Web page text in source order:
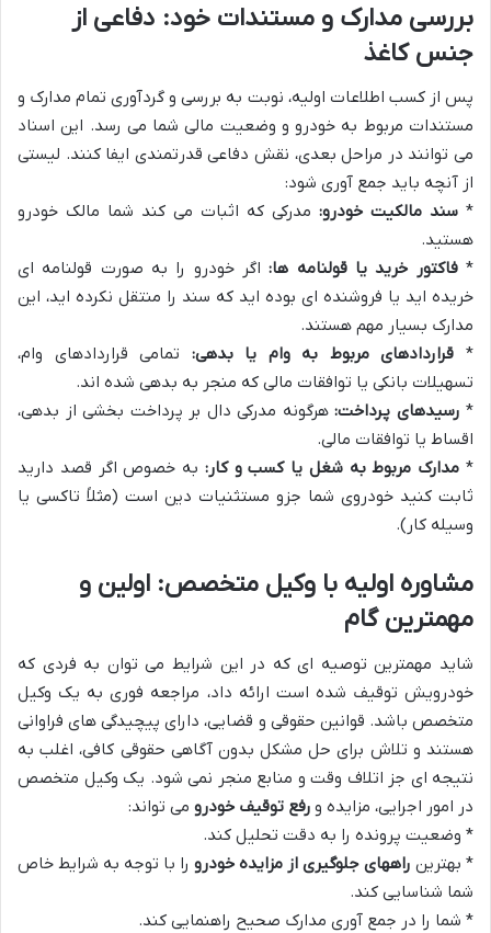
بررسی مدارک و مستندات خود: دفاعی از
جنس کاغذ
پس از کسب اطلاعات اولیه، نوبت به بررسی و گردآوری تمام مدارک و
مستندات مربوط به خودرو و وضعیت مالی شما می رسد. این اسناد
می توانند در مراحل بعدی، نقش دفاعی قدرتمندی ایفا کنند. لیستی
از آنچه باید جمع آوری شود:
* سند مالکیت خودرو: مدرکی که اثبات می کند شما مالک خودرو
هستید.
*فاکتور خرید یا قولنامه ها:اگر خودرو را به صورت قولنامه ای
خریده اید یا فروشنده ای بوده اید که سند را منتقل نکرده اید، این
مدارک بسیار مهم هستند.
* قراردادهای مربوط به وام یا بدهی: تمامی قراردادهای وام،
تسهیلات بانکی یا توافقات مالی که منجر به بدهی شده اند.
* رسیدهای پرداخت: هرگونه مدرکی دال بر پرداخت بخشی از بدهی،
اقساط یا توافقات مالی.
* مدارک مربوط به شغل یا کسب و کار: به خصوص اگر قصد دارید
ثابت کنید خودروی شما جزو مستثنیات دین است (مثلاً تاکسی یا
وسیله کار).
مشاوره اولیه با وکیل متخصص: اولین و
مهمترین گام
شاید مهمترین توصیه ای که در این شرایط می توان به فردی که
خودرویش توقیف شده است ارائه داد، مراجعه فوری به یک وکیل
متخصص باشد. قوانین حقوقی و قضایی، دارای پیچیدگی های فراوانی
هستند و تلاش برای حل مشکل بدون آگاهی حقوقی کافی، اغلب به
نتیجه ای جز اتلاف وقت و منابع منجر نمی شود. یک وکیل متخصص
در امور اجرایی، مزایده و رفع توقیف خودرو می تواند:
* وضعیت پرونده را به دقت تحلیل کند.
* بهترین راههای جلوگیری از مزایده خودرو را با توجه به شرایط خاص
شما شناسایی کند.
* شما را در جمع آوری مدارک صحیح راهنمایی کند.